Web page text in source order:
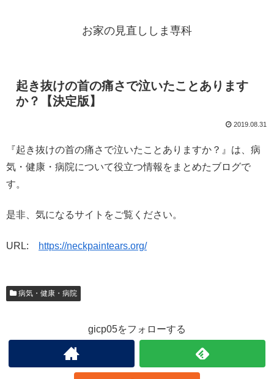
お家の見直ししま専科
起き抜けの首の痛さで泣いたことあります
か？【決定版】
2019.08.31
『起き抜けの首の痛さで泣いたことありますか？』は、病
気・健康・病院について役立つ情報をまとめたブログで
す。
是非、気になるサイトをご覧ください。
URL: https://neckpaintears.org/
病気・健康・病院
gicp05をフォローする